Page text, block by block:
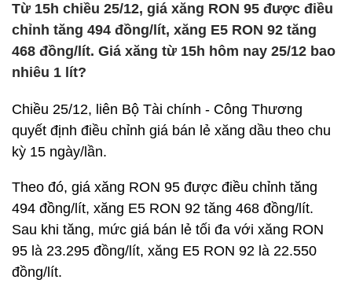
Từ 15h chiều 25/12, giá xăng RON 95 được điều
chỉnh tăng 494 đồng/lít, xăng E5 RON 92 tăng
468 đồng/lít. Giá xăng từ 15h hôm nay 25/12 bao
nhiêu 1 lít?
Chiều 25/12, liên Bộ Tài chính - Công Thương
quyết định điều chỉnh giá bán lẻ xăng dầu theo chu
kỳ 15 ngày/lần.
Theo đó, giá xăng RON 95 được điều chỉnh tăng
494 đồng/lít, xăng E5 RON 92 tăng 468 đồng/lít.
Sau khi tăng, mức giá bán lẻ tối đa với xăng RON
95 là 23.295 đồng/lít, xăng E5 RON 92 là 22.550
đồng/lít.